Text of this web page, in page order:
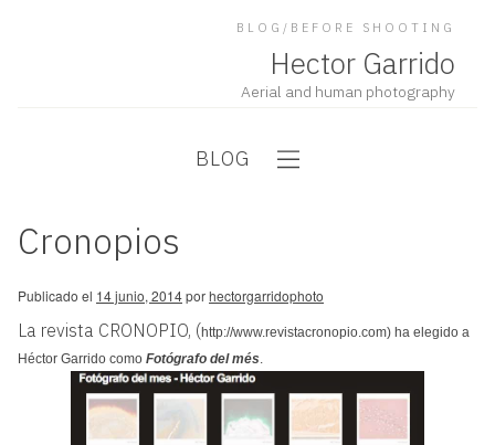
BLOG/BEFORE SHOOTING
Hector Garrido
Aerial and human photography
BLOG
Cronopios
Publicado el 14 junio, 2014porhectorgarridophoto
La revista CRONOPIO, (http://www.revistacronopio.com) ha elegido a
Héctor Garrido como Fotógrafo del més.